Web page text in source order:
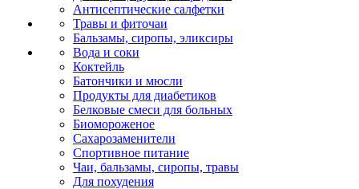
Антисептические салфетки
Травы и фиточаи
Бальзамы, сиропы, эликсиры
Вода и соки
Коктейль
Батончики и мюсли
Продукты для диабетиков
Белковые смеси для больных
Биомороженое
Сахарозаменители
Спортивное питание
Чаи, бальзамы, сиропы, травы
Для похудения